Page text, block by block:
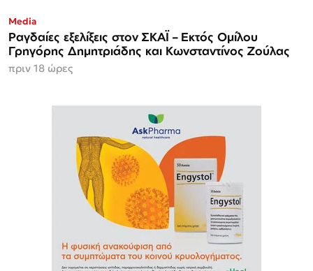
Media
Ραγδαίες εξελίξεις στον ΣΚΑΪ – Εκτός Ομίλου
Γρηγόρης Δημητριάδης και Κωνσταντίνος Ζούλας
πριν 18 ώρες